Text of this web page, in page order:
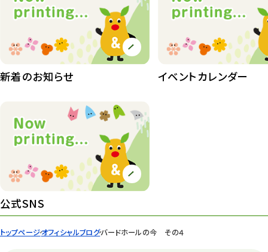
トップページオフィシャルブログバードホールの今 その４
植物園長の庭
植物園 その他 423
83
イベント
園内の様子
遊園地 6
新着のお知らせ イベントカレンダー
公式SNS